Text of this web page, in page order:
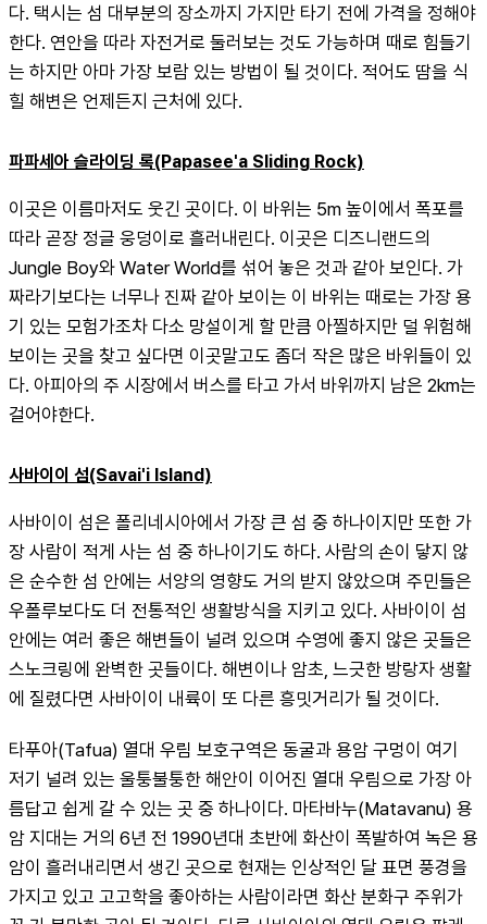
다. 택시는 섬 대부분의 장소까지 가지만 타기 전에 가격을 정해야
한다. 연안을 따라 자전거로 둘러보는 것도 가능하며 때로 힘들기
는 하지만 아마 가장 보람 있는 방법이 될 것이다. 적어도 땀을 식
힐 해변은 언제든지 근처에 있다.
파파세아 슬라이딩 록(Papasee'a Sliding Rock)
이곳은 이름마저도 웃긴 곳이다. 이 바위는 5m 높이에서 폭포를
따라 곧장 정글 웅덩이로 흘러내린다. 이곳은 디즈니랜드의
Jungle Boy와 Water World를 섞어 놓은 것과 같아 보인다. 가
짜라기보다는 너무나 진짜 같아 보이는 이 바위는 때로는 가장 용
기 있는 모험가조차 다소 망설이게 할 만큼 아찔하지만 덜 위험해
보이는 곳을 찾고 싶다면 이곳말고도 좀더 작은 많은 바위들이 있
다. 아피아의 주 시장에서 버스를 타고 가서 바위까지 남은 2km는
걸어야한다.
사바이이 섬(Savai'i Island)
사바이이 섬은 폴리네시아에서 가장 큰 섬 중 하나이지만 또한 가
장 사람이 적게 사는 섬 중 하나이기도 하다. 사람의 손이 닿지 않
은 순수한 섬 안에는 서양의 영향도 거의 받지 않았으며 주민들은
우폴루보다도 더 전통적인 생활방식을 지키고 있다. 사바이이 섬
안에는 여러 좋은 해변들이 널려 있으며 수영에 좋지 않은 곳들은
스노크링에 완벽한 곳들이다. 해변이나 암초, 느긋한 방랑자 생활
에 질렸다면 사바이이 내륙이 또 다른 흥밋거리가 될 것이다.
타푸아(Tafua) 열대 우림 보호구역은 동굴과 용암 구멍이 여기
저기 널려 있는 울퉁불퉁한 해안이 이어진 열대 우림으로 가장 아
름답고 쉽게 갈 수 있는 곳 중 하나이다. 마타바누(Matavanu) 용
암 지대는 거의 6년 전 1990년대 초반에 화산이 폭발하여 녹은 용
암이 흘러내리면서 생긴 곳으로 현재는 인상적인 달 표면 풍경을
가지고 있고 고고학을 좋아하는 사람이라면 화산 분화구 주위가